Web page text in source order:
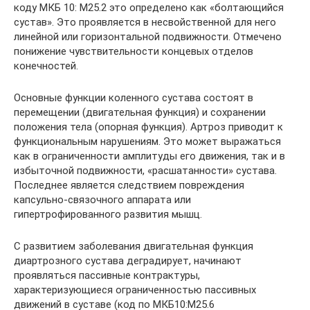
коду МКБ 10: М25.2 это определено как «болтающийся
сустав». Это проявляется в несвойственной для него
линейной или горизонтальной подвижности. Отмечено
понижение чувствительности концевых отделов
конечностей.
Основные функции коленного сустава состоят в
перемещении (двигательная функция) и сохранении
положения тела (опорная функция). Артроз приводит к
функциональным нарушениям. Это может выражаться
как в ограниченности амплитуды его движения, так и в
избыточной подвижности, «расшатанности» сустава.
Последнее является следствием повреждения
капсульно-связочного аппарата или
гипертрофированного развития мышц.
С развитием заболевания двигательная функция
диартрозного сустава деградирует, начинают
проявляться пассивные контрактуры,
характеризующиеся ограниченностью пассивных
движений в суставе (код по МКБ10:M25.6